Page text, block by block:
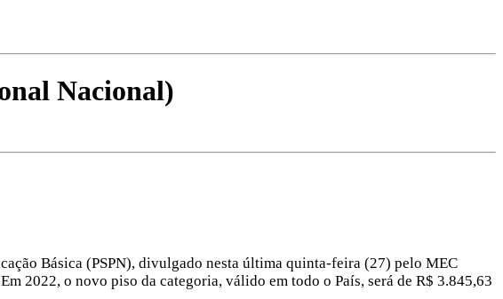
Nacional)
Básica (PSPN), divulgado nesta última quinta-feira (27) pelo MEC
2022, o novo piso da categoria, válido em todo o País, será de R$ 3.845,63